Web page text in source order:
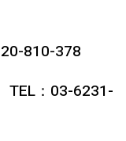
810-378
TEL：03-6231-